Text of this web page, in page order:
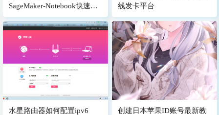
SageMaker-Notebook快速搭
建托管的Stable-Diffusion–AI
作画可视化环境
线发卡平台
水星路由器如何配置ipv6
创建日本苹果ID账号最新教